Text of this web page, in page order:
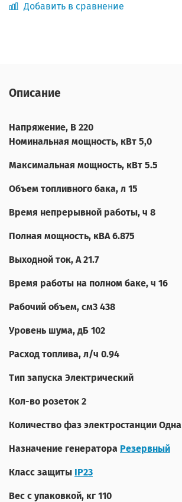
Добавить в сравнение
Описание
Напряжение, В 220
Номинальная мощность, кВт 5,0
Максимальная мощность, кВт 5.5
Объем топливного бака, л 15
Время непрерывной работы, ч 8
Полная мощность, кВА6.875
Выходной ток, А21.7
Время работы на полном баке, ч 16
Рабочий объем, см3 438
Уровень шума, дБ 102
Расход топлива, л/ч 0.94
Тип запуска Электрический
Кол-во розеток 2
Количество фаз электростанции Одна
Назначение генератора Резервный
Класс защиты IP23
Вес с упаковкой, кг 110